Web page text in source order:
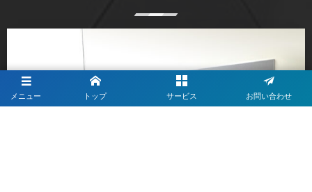
メニュー トップ サービス お問い合わせ